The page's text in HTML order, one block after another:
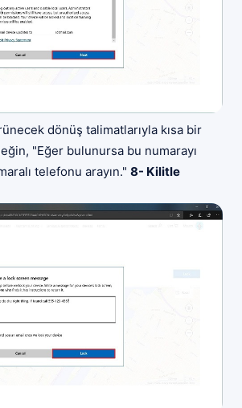
dönüş talimatlarıyla kısa bir
"Eğer bulunursa bu numarayı
telefonu arayın." 8- Kilitle